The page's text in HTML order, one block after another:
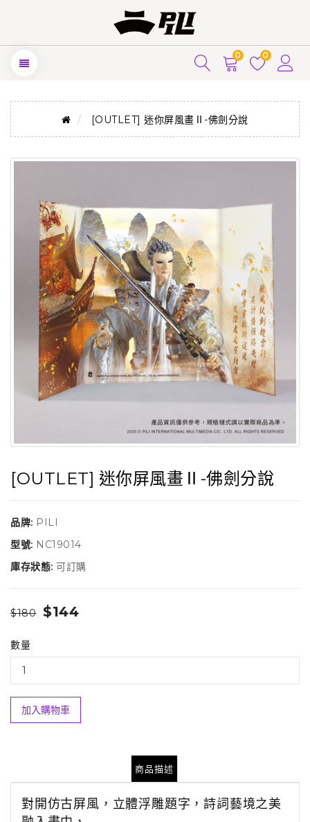
0 0
[OUTLET] 迷你屏風畫Ⅱ-佛劍分說
[OUTLET] 迷你屏風畫Ⅱ-佛劍分說
品牌: PILI
型號: NC19014
庫存狀態: 可訂購
$180 $144
數量
加入購物車
商品描述
對開仿古屏風，立體浮雕題字，詩詞藝境之美